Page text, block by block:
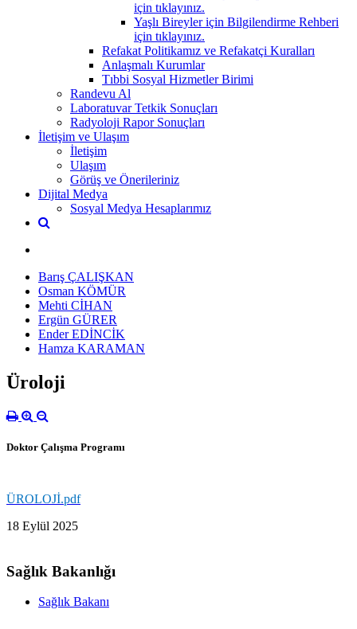
için tıklayınız.
Yaşlı Bireyler için Bilgilendirme Rehberi
için tıklayınız.
Refakat Politikamız ve Refakatçi Kuralları
Anlaşmalı Kurumlar
Tıbbi Sosyal Hizmetler Birimi
Randevu Al
Laboratuvar Tetkik Sonuçları
Radyoloji Rapor Sonuçları
İletişim ve Ulaşım
İletişim
Ulaşım
Görüş ve Önerileriniz
Dijital Medya
Sosyal Medya Hesaplarımız
Barış ÇALIŞKAN
Osman KÖMÜR
Mehti CİHAN
Ergün GÜRER
Ender EDİNCİK
Hamza KARAMAN
Üroloji
Doktor Çalışma Programı
ÜROLOJİ.pdf
18 Eylül 2025
Sağlık Bakanlığı
Sağlık Bakanı